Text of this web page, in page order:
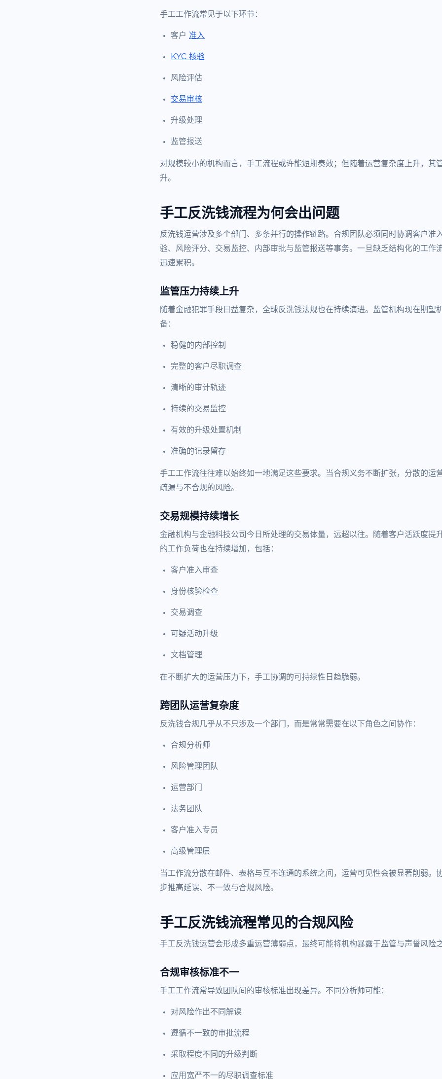
手工工作流常见于以下环节：
客户 准入
KYC 核验
风险评估
交易审核
升级处理
监管报送
对规模较小的机构而言，手工流程或许能短期奏效；但随着运营复杂度上升，其
升。
手工反洗钱流程为何会出问题
反洗钱运营涉及多个部门、多条并行的操作链路。合规团队必须同时协调客户准
验、风险评分、交易监控、内部审批与监管报送等事务。一旦缺乏结构化的工作
迅速累积。
监管压力持续上升
随着金融犯罪手段日益复杂，全球反洗钱法规也在持续演进。监管机构现在期望
备：
稳健的内部控制
完整的客户尽职调查
清晰的审计轨迹
持续的交易监控
有效的升级处置机制
准确的记录留存
手工工作流往往难以始终如一地满足这些要求。当合规义务不断扩张，分散的运
疏漏与不合规的风险。
交易规模持续增长
金融机构与金融科技公司今日所处理的交易体量，远超以往。随着客户活跃度提
的工作负荷也在持续增加，包括：
客户准入审查
身份核验检查
交易调查
可疑活动升级
文档管理
在不断扩大的运营压力下，手工协调的可持续性日趋脆弱。
跨团队运营复杂度
反洗钱合规几乎从不只涉及一个部门，而是常常需要在以下角色之间协作：
合规分析师
风险管理团队
运营部门
法务团队
客户准入专员
高级管理层
当工作流分散在邮件、表格与互不连通的系统之间，运营可见性会被显著削弱。
步推高延误、不一致与合规风险。
手工反洗钱流程常见的合规风险
手工反洗钱运营会形成多重运营薄弱点，最终可能将机构暴露于监管与声誉风险之
合规审核标准不一
手工工作流常导致团队间的审核标准出现差异。不同分析师可能：
对风险作出不同解读
遵循不一致的审批流程
采取程度不同的升级判断
应用宽严不一的尽职调查标准